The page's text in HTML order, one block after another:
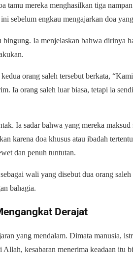
tamu mereka menghasilkan tiga
sebelum engkau mengajarkan doa
Ia menjelaskan bahwa dirinya
orang saleh tersebut berkata,
Ia orang saleh luar biasa, tetapi ia
Ia sadar bahwa yang mereka
karena doa khusus atau ibadah
dan penuh tuntutan.
wali yang disebut dua orang
bahagia.
Derajat
yang mendalam. Dimata manusia,
kesabaran menerima keadaan itu